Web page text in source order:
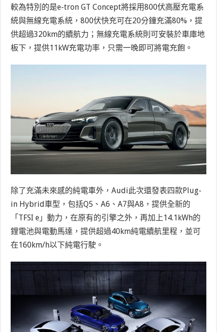
較為特別的是e-tron GT Concept將採用800伏高壓充電系
統與無線充電系統，800伏快充可在20分鐘充滿80%，提
供超過320km的續航力；無線充電系統則可安裝於車庫地
板下，提供11kW充電功率，只需一晚即可將電充飽。
除了充滿未來感的純電車外，Audi此次還發表四款Plug-
in Hybrid車型，包括Q5、A6、A7與A8，提供全新的
「TFSI e」動力，在原有的引擎之外，再加上14.1kWh的
鋰電池與電動馬達，提供超過40km純電續航里程，並可
在160km/h以下純電行駛。